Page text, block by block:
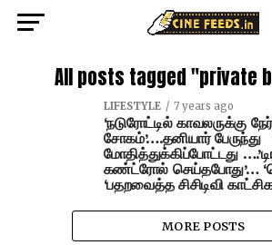
All posts tagged "private
LIFESTYLE 7 years ago
‘நடுரோட்டில் காவலருக்கு
சோகம்’….தனியார் பேருந்து
மோதித்துக்கிப்போட்டது
கண்ட்ரோல் செய்தபோது’…
‘பதறவைத்த சிசிடிவி
MORE POSTS